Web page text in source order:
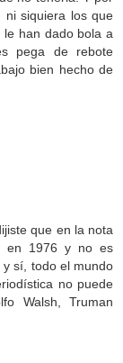
ni siquiera los que
han dado bola a
pega de rebote
bien hecho de
que en la nota
en 1976 y no es
sí, todo el mundo
no puede
Walsh, Truman